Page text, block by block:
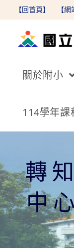
【回首頁】 【
關於附小
114學年課
轉
中